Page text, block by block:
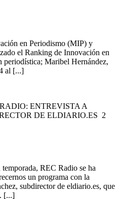
en Periodismo (MIP) y
el Ranking de Innovación en
periodística; Maribel Hernández,
al [...]
ENTREVISTA A
DE ELDIARIO.ES 2
REC Radio se ha
un programa con la
subdirector de eldiario.es, que
[...]